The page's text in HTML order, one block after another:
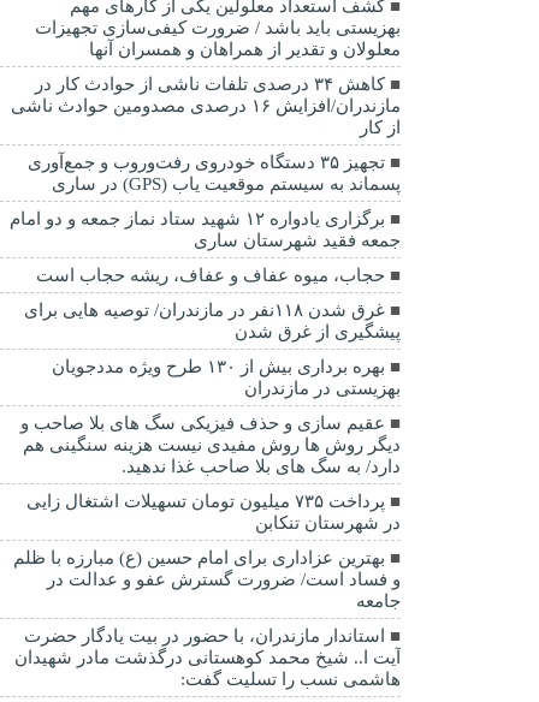
کشف استعداد معلولین یکی از کارهای مهم
بهزیستی باید باشد / ضرورت کیفی‌سازی تجهیزات
معلولان و تقدیر از همراهان و همسران آنها
کاهش ۳۴ درصدی تلفات ناشی از حوادث كار در
مازندران/افزایش ۱۶ درصدی مصدومین حوادث ناشی
از کار
تجهیز ۳۵ دستگاه خودروی رفت‌وروب و جمع‌آوری
پسماند به سیستم موقعیت یاب (GPS) در ساری
برگزاری یادواره ۱۲ شهید ستاد نماز جمعه و دو امام
جمعه فقید شهرستان ساری
حجاب، میوه عفاف و عفاف، ریشه حجاب است
غرق شدن ۱۱۸نفر در مازندران/ توصيه هايی برای
پيشگيری از غرق شدن
بهره برداری بیش از ۱۳۰ طرح ویژه مددجویان
بهزیستی در مازندران
عقیم سازی و حذف فیزیکی سگ های بلا صاحب و
دیگر روش ها روش مفیدی نیست هزینه سنگینی هم
دارد/ به سگ های بلا صاحب غذا ندهید.
پرداخت ۷۳۵ میلیون تومان تسهیلات اشتغال زایی
در شهرستان تنکابن
بهترین عزاداری برای امام حسین (ع) مبارزه با ظلم
و فساد است/ ضرورت گسترش عفو و عدالت در
جامعه
استاندار مازندران، با حضور در بیت یادگار حضرت
آیت ا.. شیخ محمد کوهستانی درگذشت مادر شهیدان
هاشمی نسب را تسلیت گفت: